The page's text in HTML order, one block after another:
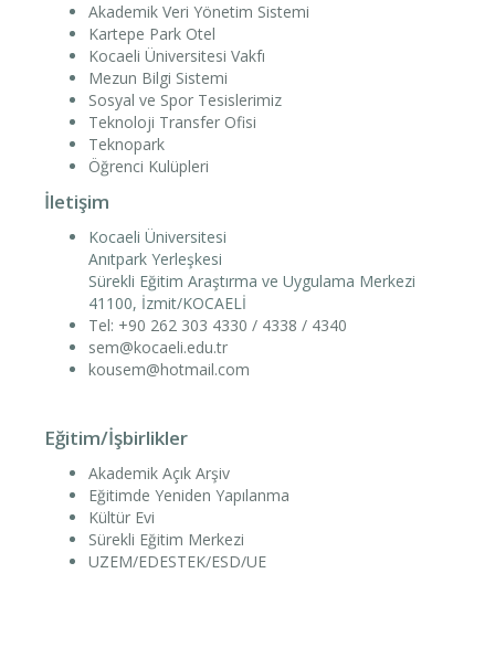
Akademik Veri Yönetim Sistemi
Kartepe Park Otel
Kocaeli Üniversitesi Vakfı
Mezun Bilgi Sistemi
Sosyal ve Spor Tesislerimiz
Teknoloji Transfer Ofisi
Teknopark
Öğrenci Kulüpleri
İletişim
Kocaeli Üniversitesi
Anıtpark Yerleşkesi
Sürekli Eğitim Araştırma ve Uygulama Merkezi
41100, İzmit/KOCAELİ
Tel: +90 262 303 4330 / 4338 / 4340
sem@kocaeli.edu.tr
kousem@hotmail.com
Eğitim/İşbirlikler
Akademik Açık Arşiv
Eğitimde Yeniden Yapılanma
Kültür Evi
Sürekli Eğitim Merkezi
UZEM/EDESTEK/ESD/UE